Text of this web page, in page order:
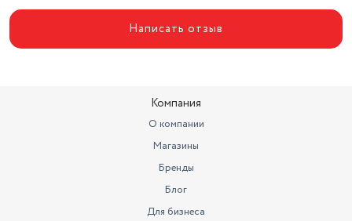
Написать отзыв
Компания
О компании
Магазины
Бренды
Блог
Для бизнеса